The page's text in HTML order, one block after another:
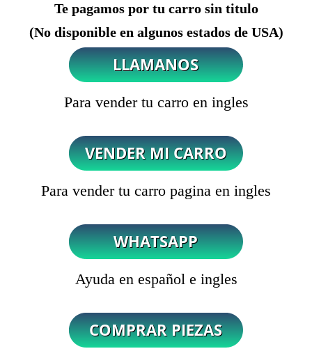
Te pagamos por tu carro sin titulo
(No disponible en algunos estados de USA)
Para vender tu carro en ingles
Para vender tu carro pagina en ingles
Ayuda en español e ingles